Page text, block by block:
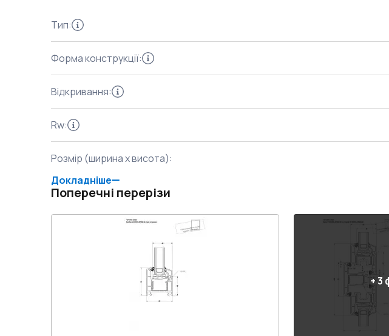
Тип:
Форма конструкції:
Відкривання:
Rw:
Розмір (ширина x висота):
Докладніше
Поперечні перерізи
+3